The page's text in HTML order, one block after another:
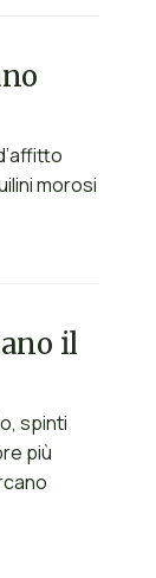
morosi
il
spinti
più